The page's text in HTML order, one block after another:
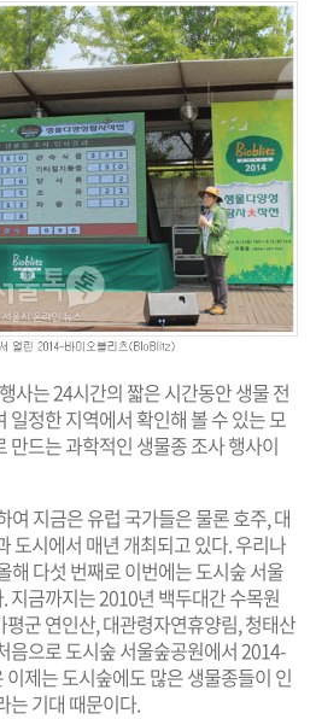
사는 24시간의 짧은 시간동안 생물 전
일정한 지역에서 확인해 볼 수 있는 모
만드는 과학적인 생물종 조사 행사이
여 지금은 유럽 국가들은 물론 호주, 대
도시에서 매년 개최되고 있다. 우리나
해 다섯 번째로 이번에는 도시숲 서울
지금까지는 2010년 백두대간 수목원
군 연인산, 대관령자연휴양림, 청태산
음으로 도시숲 서울숲공원에서 2014-
제는 도시숲에도 많은 생물종들이 인
는 기대 때문이다.